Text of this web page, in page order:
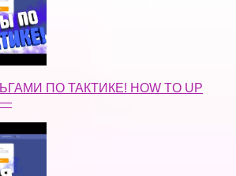
ПО ТАКТИКЕ! HOW TO UP
—